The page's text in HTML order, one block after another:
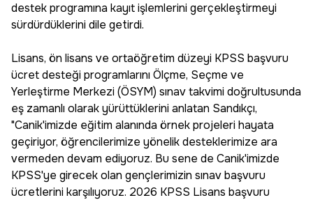
destek programına kayıt işlemlerini gerçekleştirmeyi
sürdürdüklerini dile getirdi.
Lisans, ön lisans ve ortaöğretim düzeyi KPSS başvuru
ücret desteği programlarını Ölçme, Seçme ve
Yerleştirme Merkezi (ÖSYM) sınav takvimi doğrultusunda
eş zamanlı olarak yürüttüklerini anlatan Sandıkçı,
"Canik'imizde eğitim alanında örnek projeleri hayata
geçiriyor, öğrencilerimize yönelik desteklerimize ara
vermeden devam ediyoruz. Bu sene de Canik'imizde
KPSS'ye girecek olan gençlerimizin sınav başvuru
ücretlerini karşılıyoruz. 2026 KPSS Lisans başvuru